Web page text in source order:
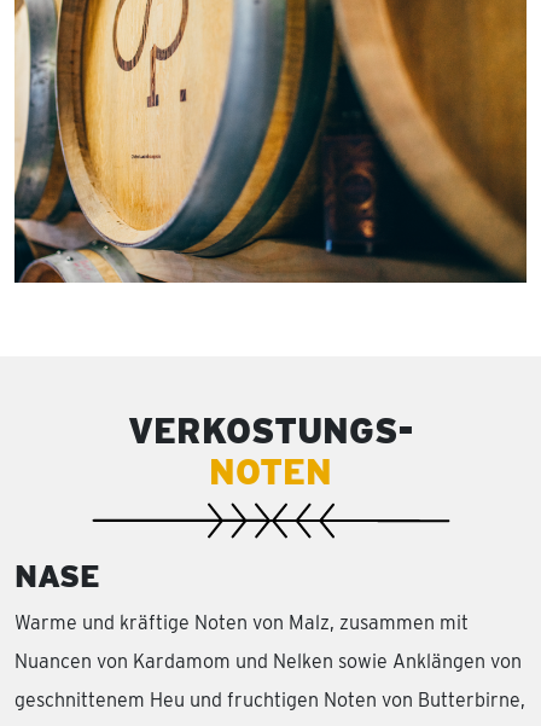
VERKOSTUNGS-
NOTEN
NASE
Warme und kräftige Noten von Malz, zusammen mit
Nuancen von Kardamom und Nelken sowie Anklängen von
geschnittenem Heu und fruchtigen Noten von Butterbirne,